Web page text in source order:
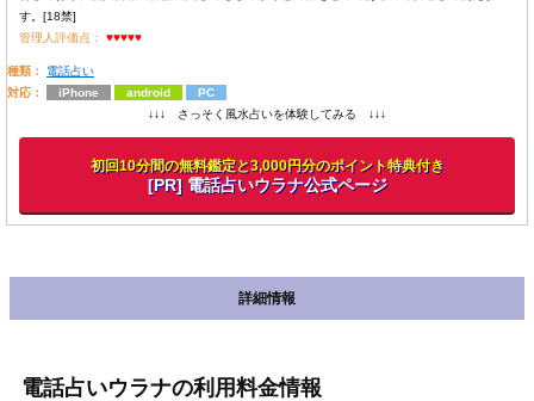
す。[18禁]
管理人評価点： ♥♥♥♥♥
種類：
電話占い
対応：
iPhone android
PC
↓↓↓ さっそく風水占いを体験してみる ↓↓↓
初回10分間の無料鑑定と3,000円分のポイント特典付き
[PR] 電話占いウラナ公式ページ
詳細情報
電話占いウラナの利用料金情報